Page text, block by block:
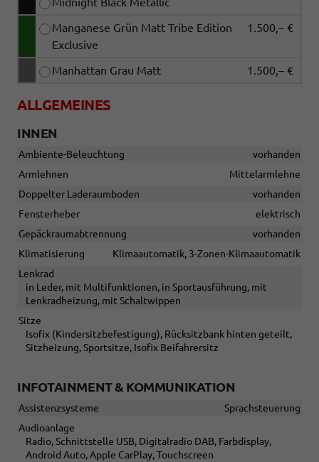
Manganese Grün Matt Tribe Edition
Exclusive
1.500,– €
Manhattan Grau Matt 1.500,– €
ALLGEMEINES
INNEN
Ambiente-Beleuchtung
vorhanden
Armlehnen
Mittelarmlehne
Doppelter Laderaumboden
vorhanden
Fensterheber
elektrisch
Gepäckraumabtrennung
vorhanden
Klimatisierung
Klimaautomatik, 3-Zonen-Klimaautomatik
Lenkrad
in Leder, mit Multifunktionen, in Sportausführung, mit
Lenkradheizung, mit Schaltwippen
Sitze
Isofix (Kindersitzbefestigung), Rücksitzbank hinten geteilt,
Sitzheizung, Sportsitze, Isofix Beifahrersitz
INFOTAINMENT & KOMMUNIKATION
Assistenzsysteme
Sprachsteuerung
Audioanlage
Radio, Schnittstelle USB, Digitalradio DAB, Farbdisplay,
Android Auto, Apple CarPlay, Touchscreen